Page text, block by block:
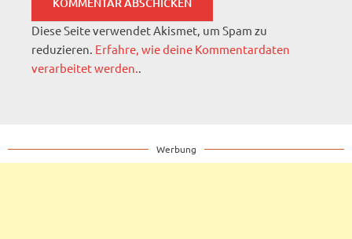
Diese Seite verwendet Akismet, um Spam zu
reduzieren. Erfahre, wie deine Kommentardaten
verarbeitet werden..
Werbung